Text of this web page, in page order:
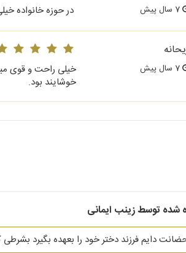
در حوزه خانواده
خیلی راحت و قوی
خوشایند بود.
شده توسط زینب ایمانی
حضانت دایم فرزند دختر خود را بعهده بگیرد